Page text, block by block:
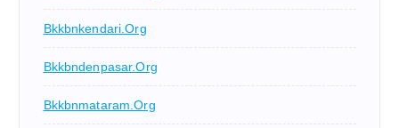
Bkkbnkendari.org
Bkkbndenpasar.org
Bkkbnmataram.org